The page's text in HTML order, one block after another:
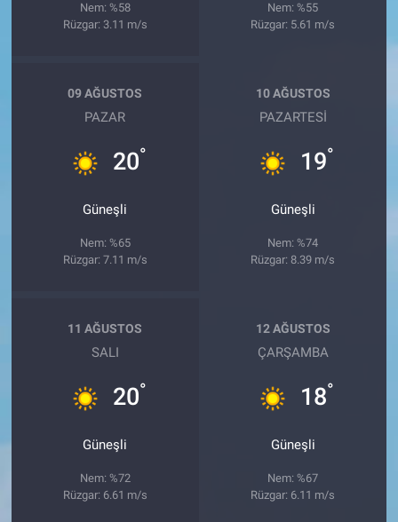
Nem: %58
Rüzgar: 3.11 m/s
Nem: %55
Rüzgar: 5.61 m/s
09 AĞUSTOS
PAZAR
20°
Güneşli
Nem: %65
Rüzgar: 7.11 m/s
10 AĞUSTOS
PAZARTESI
19°
Güneşli
Nem: %74
Rüzgar: 8.39 m/s
11 AĞUSTOS
SALI
20°
Güneşli
Nem: %72
Rüzgar: 6.61 m/s
12 AĞUSTOS
ÇARŞAMBA
18°
Güneşli
Nem: %67
Rüzgar: 6.11 m/s